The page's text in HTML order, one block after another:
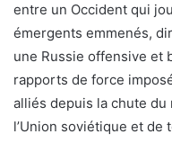
entre un Occident qui
émergents emmenés,
une Russie offensive et
rapports de force
alliés depuis la chute
l’Union soviétique et de